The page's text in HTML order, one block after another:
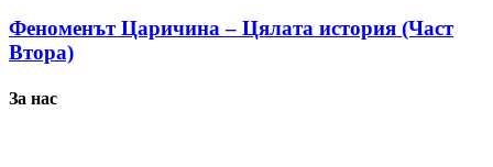
Феноменът Царичина – Цялата история (Част
Втора)
За нас